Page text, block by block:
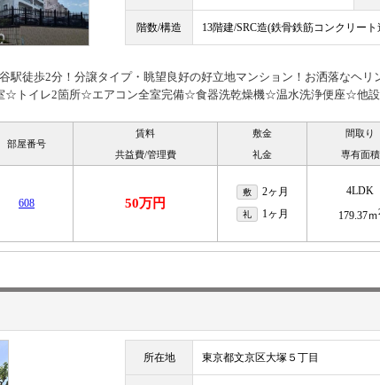
階数/構造 13階建/SRC造(鉄骨鉄筋コンクリート
駅徒歩2分！分譲タイプ・眺望良好の好立地マンション！お洒落なヘリ
☆トイレ2箇所☆エアコン全室完備☆食器洗乾燥機☆温水洗浄便座☆他
部屋番号
賃料
共益費/管理費
敷金
礼金
間取り
専有面積
608 50万円
敷 2ヶ月
礼 1ヶ月
4LDK
179.37ｍ
所在地 東京都文京区大塚５丁目